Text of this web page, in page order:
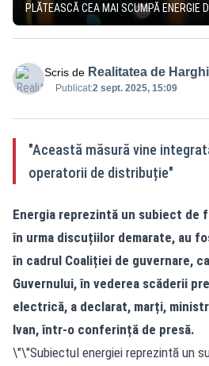
PLĂTEASCĂ CEA MAI SCUMPĂ ENERGIE
Scris de Realitatea de
Publicat:2 sept. 2025, 15:09
"Această măsură vine
operatorii de distribuție"
Energia reprezintă un subiect de
în urma discuțiilor demarate, au
în cadrul Coaliției de guvernare,
Guvernului, în vederea scăderii
electrică, a declarat, marți,
Ivan, într-o conferință de presă.
\"\"Subiectul energiei reprezintă un